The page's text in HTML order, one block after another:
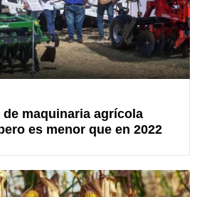
maquinaria agrícola
es menor que en 2022